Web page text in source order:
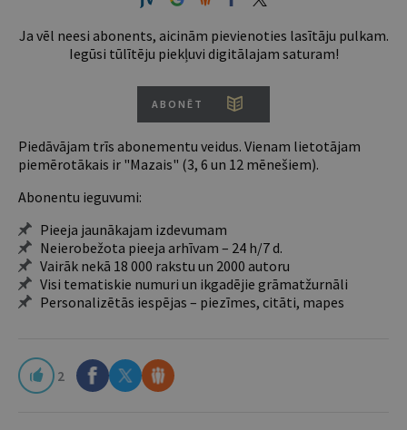
Ja vēl neesi abonents, aicinām pievienoties lasītāju pulkam.
Iegūsi tūlītēju piekļuvi digitālajam saturam!
ABONĒT
Piedāvājam trīs abonementu veidus. Vienam lietotājam
piemērotākais ir "Mazais" (3, 6 un 12 mēnešiem).
Abonentu ieguvumi:
Pieeja jaunākajam izdevumam
Neierobežota pieeja arhīvam – 24 h/7 d.
Vairāk nekā 18 000 rakstu un 2000 autoru
Visi tematiskie numuri un ikgadējie grāmatžurnāli
Personalizētās iespējas – piezīmes, citāti, mapes
2